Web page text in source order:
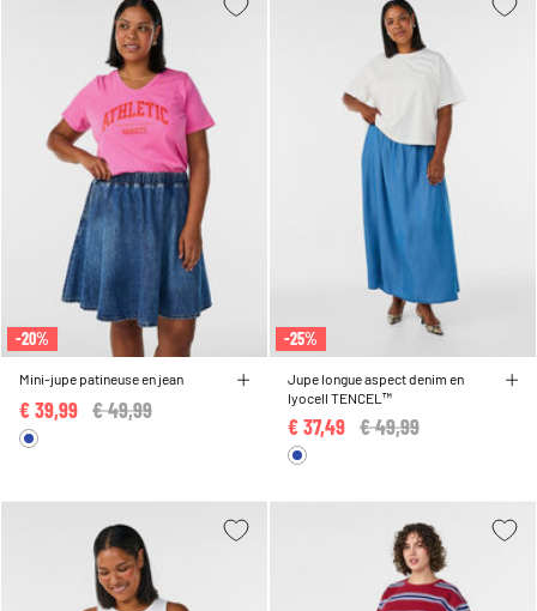
-20%
Mini-jupe patineuse en jean
Price reduced from
€ 49,99
€ 39,99
-25%
Jupe longue aspect denim en
lyocell TENCEL™
Price reduced from
€ 49,99
€ 37,49